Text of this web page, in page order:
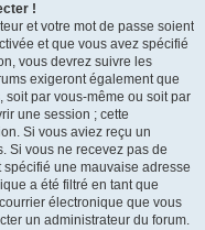
!
et votre mot de passe soient
et que vous avez spécifié
vous devrez suivre les
exigeront également que
soit par vous-même ou soit par
une session ; cette
Si vous aviez reçu un
Si vous ne recevez pas de
une mauvaise adresse
a été filtré en tant que
électronique que vous
un administrateur du forum.